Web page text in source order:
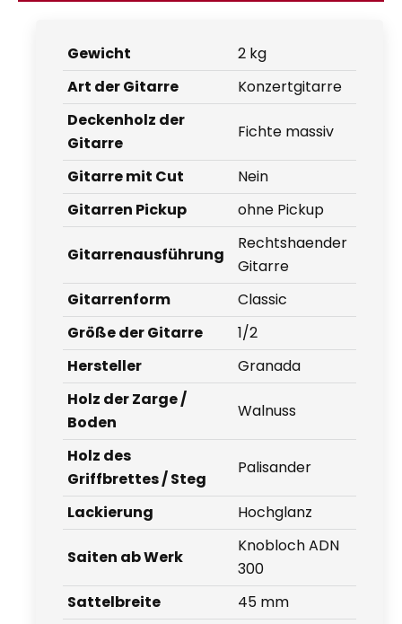
Gewicht
2 kg
Art der Gitarre
Konzertgitarre
Deckenholz der
Gitarre
Fichte massiv
Gitarre mit Cut
Nein
Gitarren Pickup
ohne Pickup
Gitarrenausführung
Rechtshaender
Gitarre
Gitarrenform
Classic
Größe der Gitarre
1/2
Hersteller
Granada
Holz der Zarge /
Boden
Walnuss
Holz des
Griffbrettes / Steg
Palisander
Lackierung Hochglanz
Saiten ab Werk
Knobloch ADN
300
Sattelbreite
45 mm